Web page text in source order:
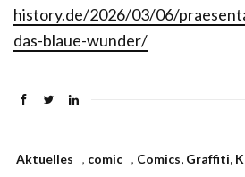
history.de/2026/03/06/
das-blaue-wunder/
Aktuelles , comic , Comics, Graffiti,